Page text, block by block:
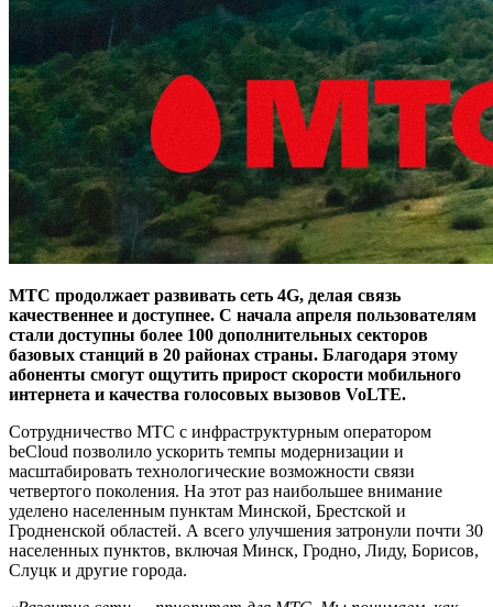
МТС продолжает развивать сеть 4G, делая связь
качественнее и доступнее. С начала апреля пользователям
стали доступны более 100 дополнительных секторов
базовых станций в 20 районах страны. Благодаря этому
абоненты смогут ощутить прирост скорости мобильного
интернета и качества голосовых вызовов VoLTE.
Сотрудничество МТС с инфраструктурным оператором
beCloud позволило ускорить темпы модернизации и
масштабировать технологические возможности связи
четвертого поколения. На этот раз наибольшее внимание
уделено населенным пунктам Минской, Брестской и
Гродненской областей. А всего улучшения затронули почти 30
населенных пунктов, включая Минск, Гродно, Лиду, Борисов,
Слуцк и другие города.